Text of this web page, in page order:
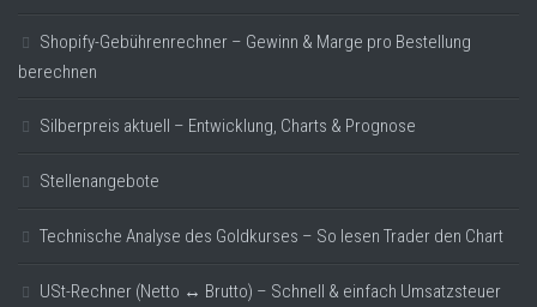
Shopify-Gebührenrechner – Gewinn & Marge pro Bestellung
berechnen
Silberpreis aktuell – Entwicklung, Charts & Prognose
Stellenangebote
Technische Analyse des Goldkurses – So lesen Trader den Chart
USt-Rechner (Netto ↔ Brutto) – Schnell & einfach Umsatzsteuer